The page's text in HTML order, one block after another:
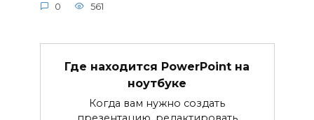
0 561
Где находится PowerPoint на
ноутбуке
Когда вам нужно создать